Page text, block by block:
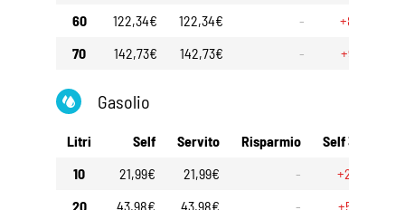
60
122,34€ 122,34€ -
+8,40€
70
142,73€ 142,73€ - +9,80€
Gasolio
Litri Self Servito Risparmio Self 30gg
10
21,99€ 21,99€ -
+2,50€
20
43,98€ 43,98€ -
+5,00€